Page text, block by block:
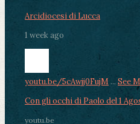
Arcidiocesi di Lucca
1 week ago
youtu.be/5cAwjj0FujM ... See
Con gli occhi di Paolo del 1
youtu.be